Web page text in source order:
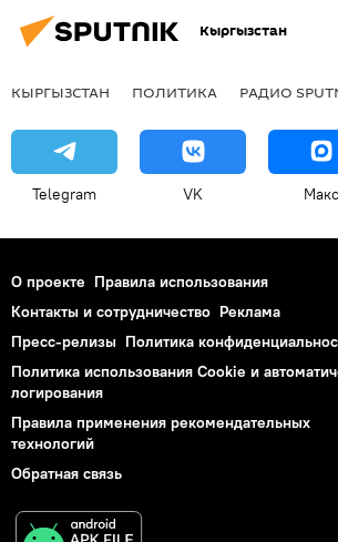
Кыргызстан
КЫРГЫЗСТАН ПОЛИТИКА РАДИО
Telegram VK Макс
О проекте Правила использования
Контакты и сотрудничество Реклама
Пресс-релизы Политика
Политика использования Cookie и
логирования
Правила применения рекомендательных
технологий
Обратная связь